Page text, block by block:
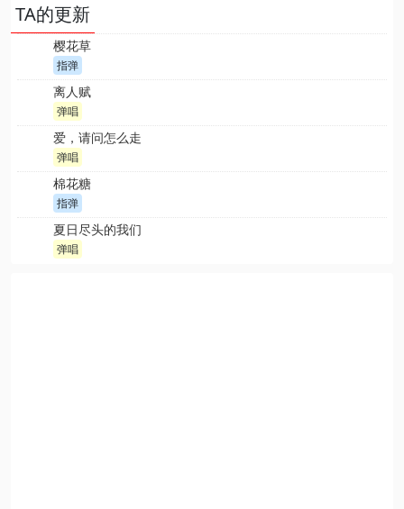
TA的更新
樱花草
指弹
离人赋
弹唱
爱，请问怎么走
弹唱
棉花糖
指弹
夏日尽头的我们
弹唱